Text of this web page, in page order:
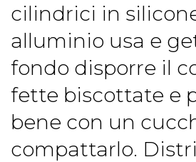
cilindrici in
alluminio usa e
fondo disporre il
fette biscottate e
bene con un
compattarlo.